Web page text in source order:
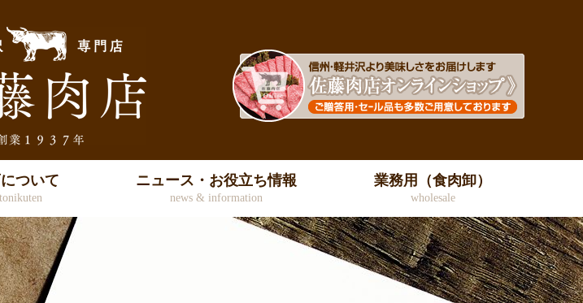
ついて ニュース・お役立ち情報
news & information
業務用（食肉卸）
wholesale